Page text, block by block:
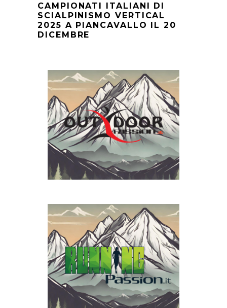
CAMPIONATI ITALIANI DI
SCIALPINISMO VERTICAL
2025 A PIANCAVALLO IL 20
DICEMBRE